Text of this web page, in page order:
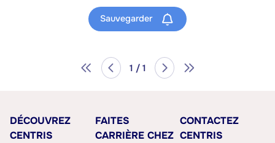
Sauvegarder
1 / 1
DÉCOUVREZ
CENTRIS
FAITES
CARRIÈRE CHEZ
CONTACTEZ
CENTRIS